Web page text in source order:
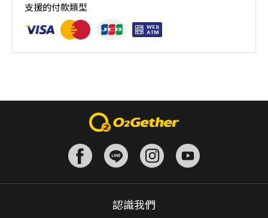
人數未達開班門檻，或因天候不佳無法如期舉行，POA將視
情況安排延期或併班處理。 ⚠️ 報名完成後，如因天候因素
無法上課，僅提供課程延期選項，恕不退費，請參閱【報名
支援的付款類型
認識我們